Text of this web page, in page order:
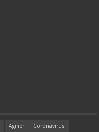
Agmer
Coronavirus